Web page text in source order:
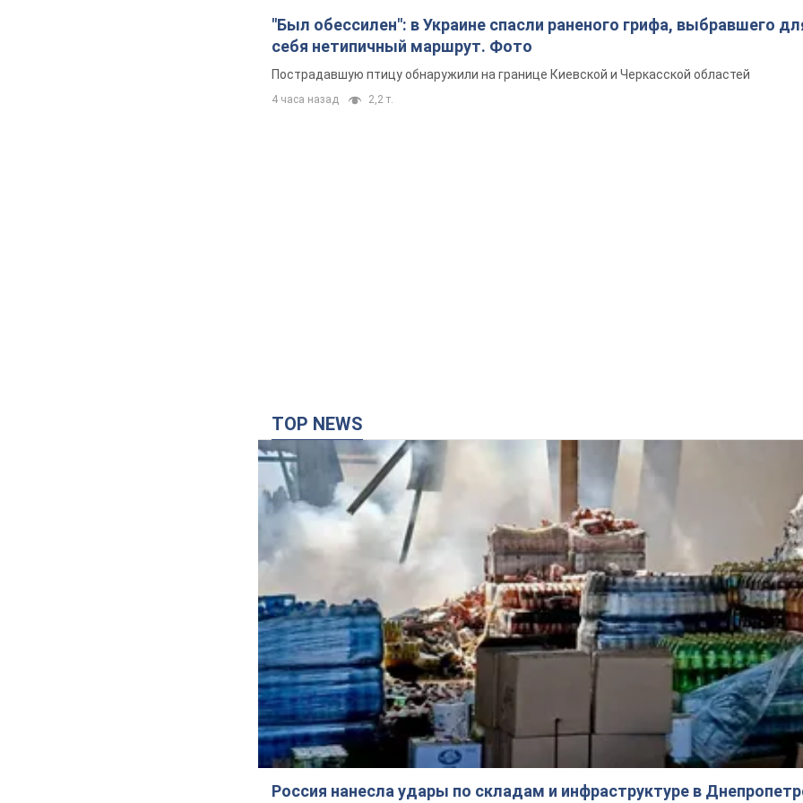
"Был обессилен": в Украине спасли раненого грифа, выбравшего
себя нетипичный маршрут. Фото
Пострадавшую птицу обнаружили на границе Киевской и Черкасской областей
4 часа назад 2,2 т.
TOP NEWS
Россия нанесла удары по складам и инфраструктуре в